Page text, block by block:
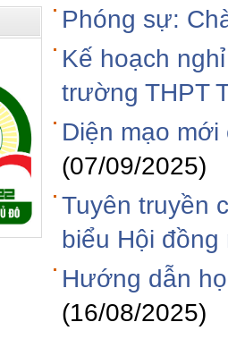
Phóng sự:
Kế hoạch
trường THPT
Diện mạo
(07/09/2025)
Tuyên truyền
biểu Hội
Hướng dẫn
(16/08/2025)